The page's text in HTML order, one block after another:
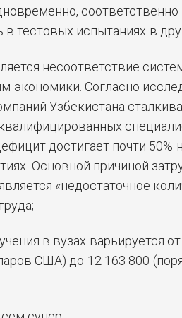
тестовых испытаниях в
несоответствие
экономики. Согласно
Узбекистана
достигает почти 50%
Основной причиной
«недостаточное
в вузах варьируется
США) до 12 163 800